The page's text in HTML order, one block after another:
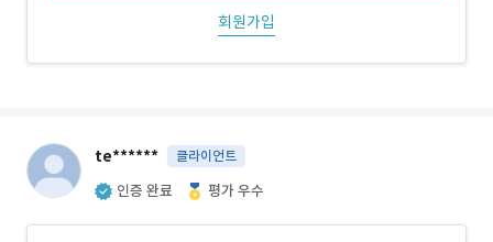
회원가입
te****** 클라이언트
인증 완료 평가 우수